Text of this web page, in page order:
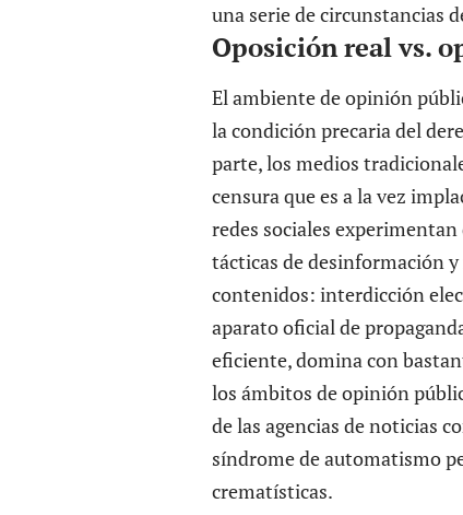
una serie de circunstancias
Oposición real vs.
El ambiente de opinión
la condición precaria del
parte, los medios
censura que es a la vez
redes sociales
tácticas de desinformación
contenidos: interdicción
aparato oficial de
eficiente, domina con
los ámbitos de opinión
de las agencias de noticias
síndrome de automatismo
crematísticas.